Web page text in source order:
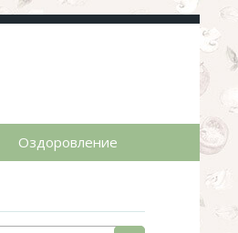
Оздоровление